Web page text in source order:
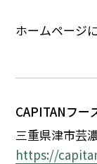
ホームページ
CAPITANフー
三重県津市芸
https://